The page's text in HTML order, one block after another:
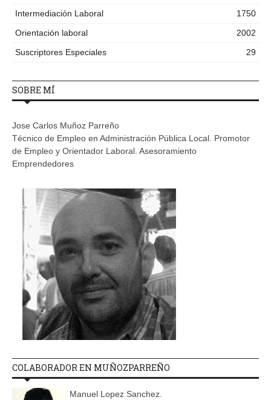
Intermediación Laboral
1750
Orientación laboral
2002
Suscriptores Especiales
29
SOBRE MÍ
Jose Carlos Muñoz Parreño
Técnico de Empleo en Administración Pública Local. Promotor
de Empleo y Orientador Laboral. Asesoramiento
Emprendedores
COLABORADOR EN MUÑOZPARREÑO
Manuel Lopez Sanchez.